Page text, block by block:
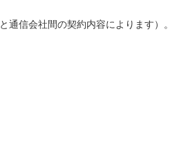
信会社間の契約内容によります）。